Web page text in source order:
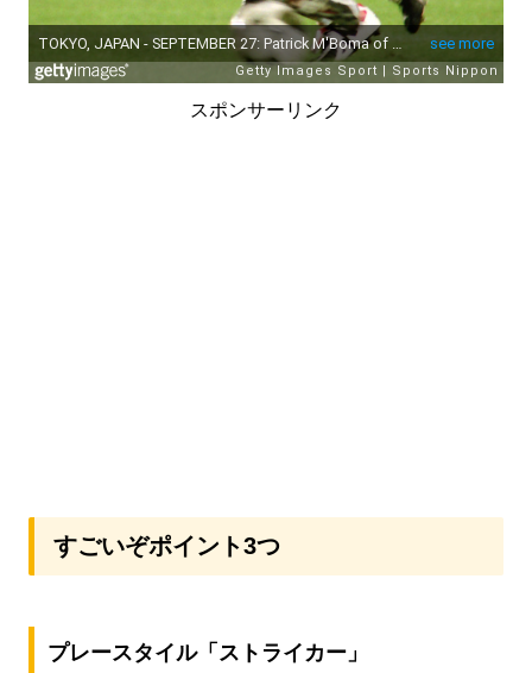
スポンサーリンク
すごいぞポイント3つ
プレースタイル「ストライカー」